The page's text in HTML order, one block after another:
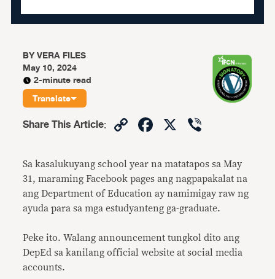
BYVERA FILES
May 10, 2024
2-minute read
Translate
Share This Article: CopyFacebook
X
Sa kasalukuyang school year na matatapos sa May
31, maraming Facebook pages ang nagpapakalat na
ang Department of Education ay namimigay raw ng
ayuda para sa mga estudyanteng ga-graduate.
Peke ito. Walang announcement tungkol dito ang
DepEd sa kanilang official website at social media
accounts.